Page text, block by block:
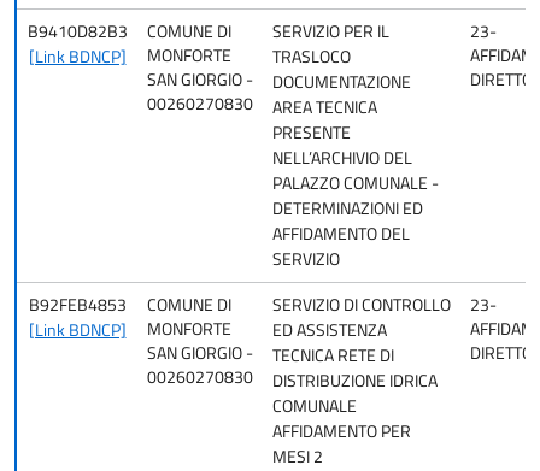
B9410D82B3
[Link BDNCP]
COMUNE DI
MONFORTE
SAN GIORGIO -
00260270830
SERVIZIO PER IL
TRASLOCO
DOCUMENTAZIONE
AREA TECNICA
PRESENTE
NELL’ARCHIVIO DEL
PALAZZO COMUNALE -
DETERMINAZIONI ED
AFFIDAMENTO DEL
SERVIZIO
23-
DIRETTO
B92FEB4853
[Link BDNCP]
COMUNE DI
MONFORTE
SAN GIORGIO -
00260270830
SERVIZIO DI CONTROLLO
ED ASSISTENZA
TECNICA RETE DI
DISTRIBUZIONE IDRICA
COMUNALE
AFFIDAMENTO PER
MESI 2
23-
DIRETTO